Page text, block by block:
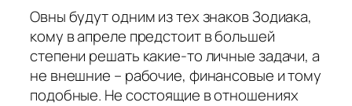
Овны будут одним из тех знаков Зодиака,
кому в апреле предстоит в большей
степени решать какие-то личные задачи, а
не внешние – рабочие, финансовые и тому
подобные. Не состоящие в отношениях